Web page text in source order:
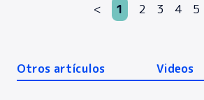
< 1 2 3 4 5
Otros artículos Videos